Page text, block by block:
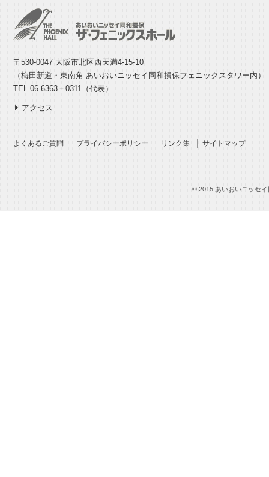
〒530-0047 大阪市北区西天満4-15-10
（梅田新道・東南角 あいおいニッセイ同和損保フェニックスタワー内）
TEL 06-6363－0311（代表）
アクセス
よくあるご質問 プライバシーポリシー リンク集 サイトマップ
© 2015 あいおいニッセ